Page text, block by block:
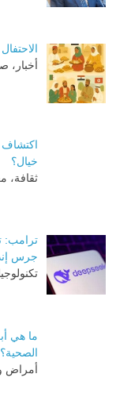
أخبار،
اكتشاف
خيال؟
ثقافة،
جرس
ما هي
الصحية؟
أمراض